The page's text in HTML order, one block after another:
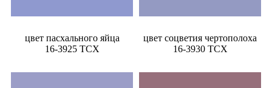
цвет пасхального яйца
16-3925 TCX
цвет соцветия чертополоха
16-3930 TCX